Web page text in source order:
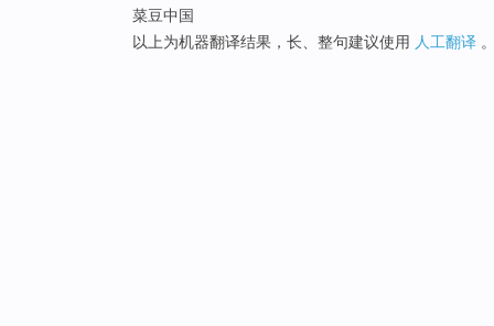
菜豆中国
以上为机器翻译结果，长、整句建议使用 人工翻译